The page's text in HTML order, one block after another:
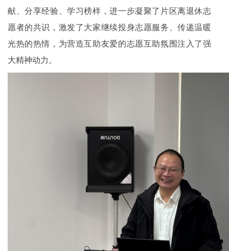
献、分享经验、学习榜样，进一步凝聚了片区离退休志
愿者的共识，激发了大家继续投身志愿服务、传递温暖
光热的热情，为营造互助友爱的志愿互助氛围注入了强
大精神动力。